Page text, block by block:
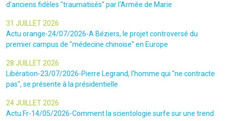
d'anciens fidèles "traumatisés" par l'Armée de Marie
31 JUILLET 2026
Actu orange-24/07/2026-A Béziers, le projet controversé du
premier campus de "médecine chinoise" en Europe
28 JUILLET 2026
Libération-23/07/2026-Pierre Legrand, l'homme qui "ne contracte
pas", se présente à la présidentielle
24 JUILLET 2026
Actu.Fr-14/05/2026-Comment la scientologie surfe sur une trend